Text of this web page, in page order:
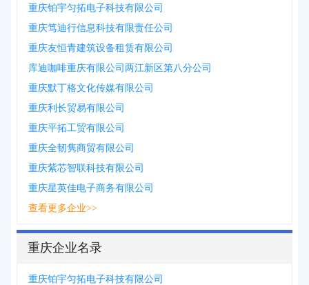
重庆铂宇匀拓电子科技有限公司
重庆笃迪行信息科技有限责任公司
重庆友恒青建筑设备租赁有限公司
库迪咖啡重庆有限公司两江新区第八分公司
重庆默丁格文化传媒有限公司
重庆利长贸易有限公司
重庆平拓工贸有限公司
重庆全韧隽商贸有限公司
重庆紫芯智联科技有限公司
重庆星英佳电子商务有限公司
查看更多企业>>
重庆企业名录
重庆铂宇匀拓电子科技有限公司